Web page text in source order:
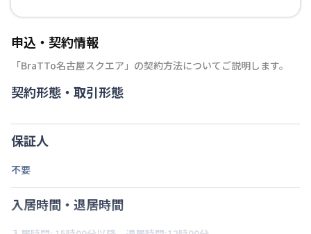
申込・契約情報
「BraTTo名古屋スクエア 」の契約方法についてご説明します。
契約形態・取引形態
保証人
不要
入居時間・退居時間